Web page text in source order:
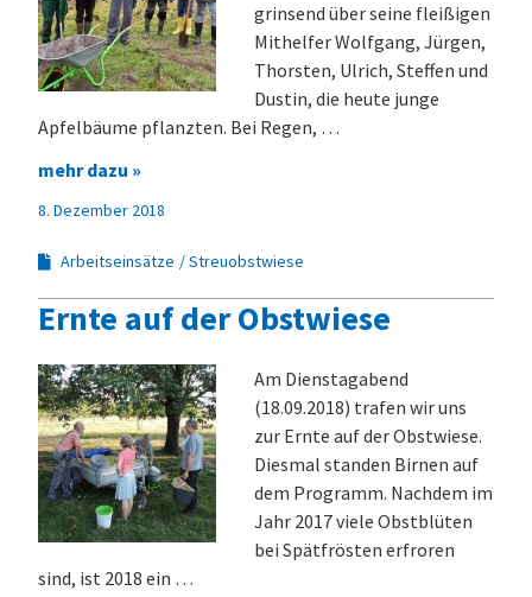
grinsend über seine fleißigen
Mithelfer Wolfgang, Jürgen,
Thorsten, Ulrich, Steffen und
Dustin, die heute junge
Apfelbäume pflanzten. Bei Regen, …
mehr dazu »
8. Dezember 2018
Arbeitseinsätze Streuobstwiese
Ernte auf der Obstwiese
Am Dienstagabend
(18.09.2018) trafen wir uns
zur Ernte auf der Obstwiese.
Diesmal standen Birnen auf
dem Programm. Nachdem im
Jahr 2017 viele Obstblüten
bei Spätfrösten erfroren
sind, ist 2018 ein …